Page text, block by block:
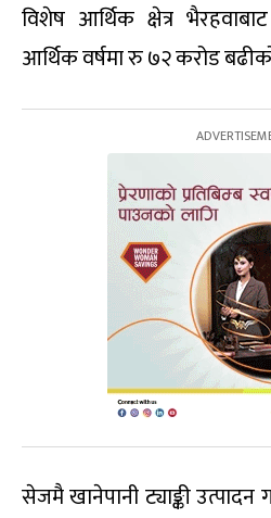
विशेष आर्थिक क्षेत्र
आर्थिक वर्षमा रु ७२ करोड
सेजमै खानेपानी ट्याङ्की